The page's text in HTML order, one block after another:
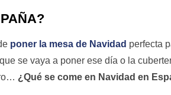
poner la mesa de Navidad perfecta
se vaya a poner ese día o la
¿Qué se come en Navidad en